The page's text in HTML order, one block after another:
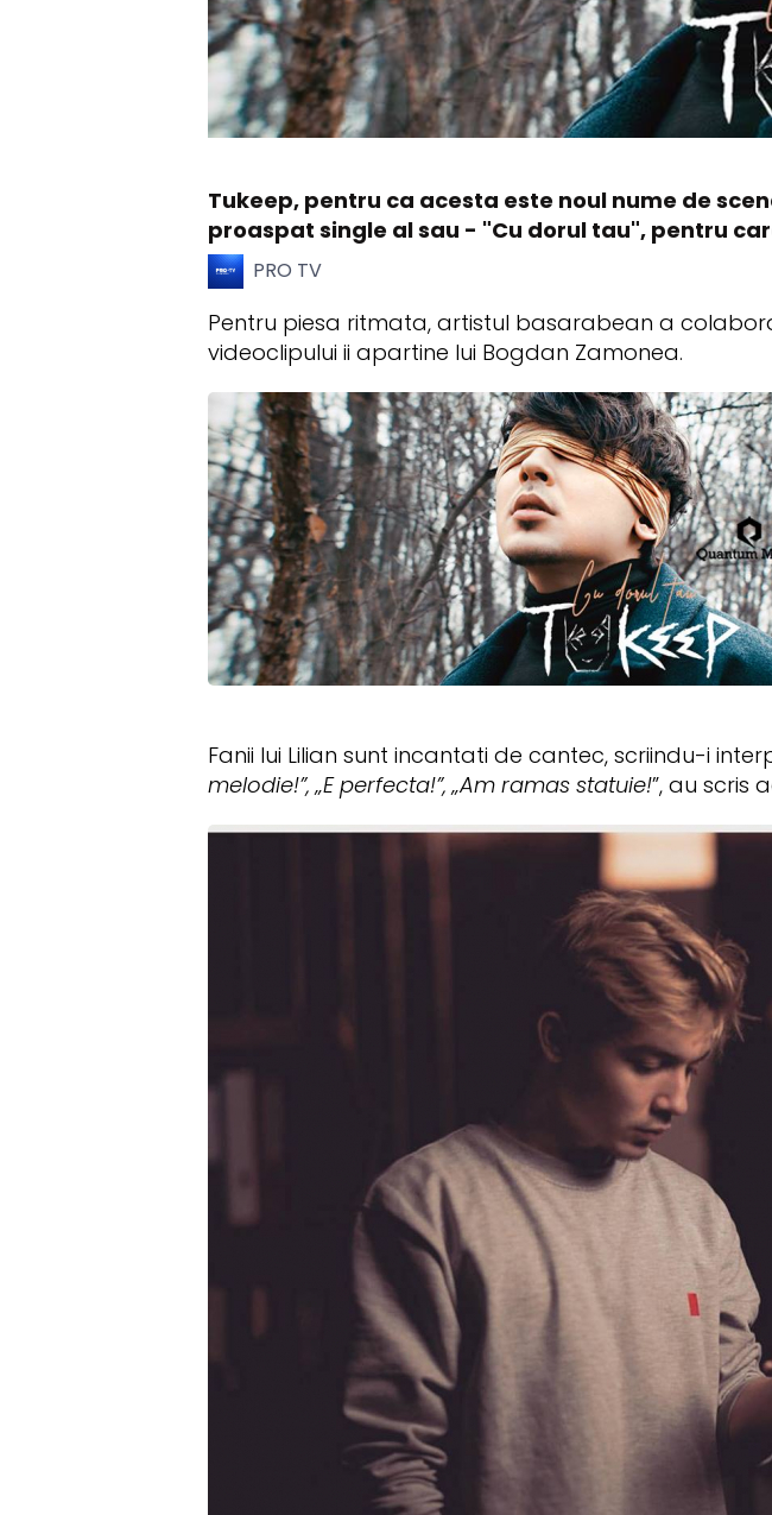
Tukeep, pentru ca acesta este noul nume de
proaspat single al sau - "Cu dorul tau", pentru
PRO TV
Pentru piesa ritmata, artistul basarabean a
videoclipului ii apartine lui Bogdan Zamonea.
Fanii lui Lilian sunt incantati de cantec, scriindu-i
melodie!”, „E perfecta!”, „Am ramas statuie!”, au scris